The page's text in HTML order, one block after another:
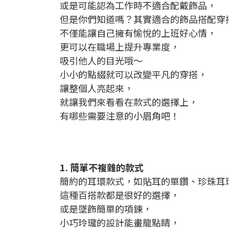
或是可能認為工作時不適合配戴飾品，
但是你們知道嗎？其實適合的飾品搭配穿
不僅能讓自己擁有愉悅的上班好心情，
更可以在職場上提升專業度，
吸引他人的目光哦～
小小的點綴就可以改變平凡的穿搭，
讓整個人亮起來，
就讓我們來看看在款式的選擇上，
有哪些需要注意的小眉角吧！
1. 簡單不複雜的款式
簡約的耳環款式，如貼耳的單鑽、珍珠耳
這種百搭款都是很好的選擇，
或是墜飾簡單的項鍊，
小巧玲瓏的設計能畫龍點睛，